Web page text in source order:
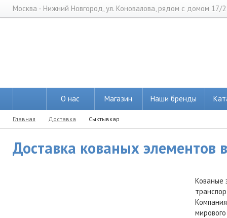
Москва - Нижний Новгород, ул. Коновалова, рядом с домом 17/2
О нас Магазин Наши бренды
Главная Доставка Сыктывкар
Доставка кованых элементов
Кованые